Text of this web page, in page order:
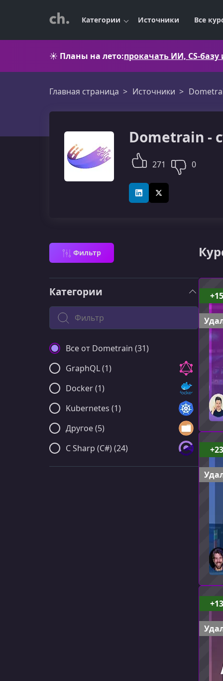
Категории Источники Все
☀️ Планы на лето:прокачать ИИ, CS-
Главная страница Источники
Dometrain -
271 0
LinkedInX (Twitter)
Фильтр
Категории
Поиск по категории
Все от Dometrain (31)
GraphQL (1)
Docker (1)
Kubernetes (1)
Другое (5)
C Sharp (C#) (24)
+15
+23
+13